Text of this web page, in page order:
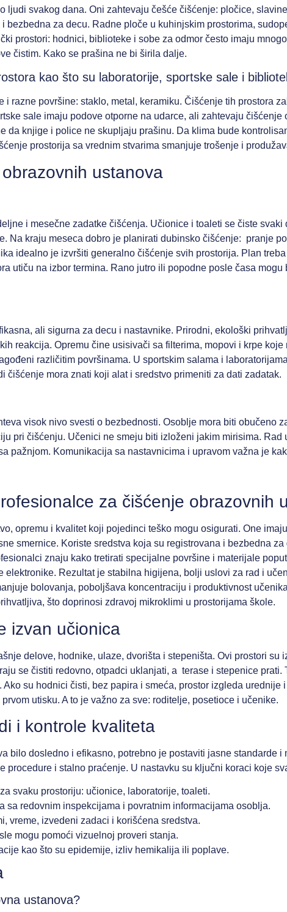
ljudi svakog dana. Oni zahtevaju češće čišćenje: pločice,
bezbedna za decu. Radne ploče u kuhinjskim prostorima,
prostori: hodnici, biblioteke i sobe za odmor često imaju
čistim. Kako se prašina ne bi širila dalje.
kao što su laboratorije, sportske sale i
i razne površine: staklo, metal, keramiku. Čišćenje tih prostora
sale imaju podove otporne na udarce, ali zahtevaju čišćenje
da knjige i police ne skupljaju prašinu. Da klima bude
prostorija sa vrednim stvarima smanjuje trošenje i
ustanova
i mesečne zadatke čišćenja. Učionice i toaleti se čiste
Na kraju meseca dobro je planirati dubinsko čišćenje: pranje
idealno je izvršiti generalno čišćenje svih prostorija. Plan
utiču na izbor termina. Rano jutro ili popodne posle časa
ali sigurna za decu i nastavnike. Prirodni, ekološki
reakcija. Opremu čine usisivači sa filterima, mopovi i krpe
različitim površinama. U sportskim salama i
čišćenje mora znati koji alat i sredstvo primeniti za dati zadatak.
visok nivo svesti o bezbednosti. Osoblje mora biti obučeno
pri čišćenju. Učenici ne smeju biti izloženi jakim mirisima. Rad
pažnjom. Komunikacija sa nastavnicima i upravom važna je
za čišćenje obrazovnih
opremu i kvalitet koji pojedinci teško mogu osigurati. One
smernice. Koriste sredstva koja su registrovana i bezbedna
znaju kako tretirati specijalne površine i materijale
elektronike. Rezultat je stabilna higijena, bolji uslovi za rad i
bolovanja, poboljšava koncentraciju i produktivnost
što doprinosi zdravoj mikroklimi u prostorijama škole.
izvan učionica
delove, hodnike, ulaze, dvorišta i stepeništa. Ovi prostori su
se čistiti redovno, otpadci uklanjati, a terase i stepenice
su hodnici čisti, bez papira i smeća, prostor izgleda urednije
utisku. A to je važno za sve: roditelje, posetioce i učenike.
i kontrole kvaliteta
bilo dosledno i efikasno, potrebno je postaviti jasne standarde i
procedure i stalno praćenje. U nastavku su ključni koraci koje
svaku prostoriju: učionice, laboratorije, toaleti.
sa redovnim inspekcijama i povratnim informacijama osoblja.
vreme, izvedeni zadaci i korišćena sredstva.
mogu pomoći vizuelnoj proveri stanja.
kao što su epidemije, izliv hemikalija ili poplave.
ustanova?